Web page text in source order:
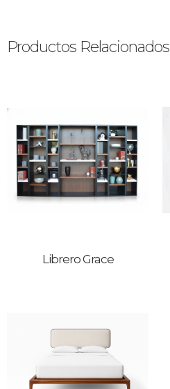
Productos Relacionados
Librero Grace